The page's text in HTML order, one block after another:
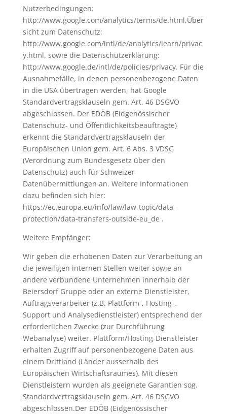
Nutzerbedingungen:
http://www.google.com/analytics/terms/de.html,Über
sicht zum Datenschutz:
http://www.google.com/intl/de/analytics/learn/privac
y.html, sowie die Datenschutzerklärung:
http://www.google.de/intl/de/policies/privacy. Für die
Ausnahmefälle, in denen personenbezogene Daten
in die USA übertragen werden, hat Google
Standardvertragsklauseln gem. Art. 46 DSGVO
abgeschlossen. Der EDÖB (Eidgenössischer
Datenschutz- und Öffentlichkeitsbeauftragte)
erkennt die Standardvertragsklauseln der
Europäischen Union gem. Art. 6 Abs. 3 VDSG
(Verordnung zum Bundesgesetz über den
Datenschutz) auch für Schweizer
Datenübermittlungen an. Weitere Informationen
dazu befinden sich hier:
https://ec.europa.eu/info/law/law-topic/data-
protection/data-transfers-outside-eu_de .
Weitere Empfänger:
Wir geben die erhobenen Daten zur Verarbeitung an
die jeweiligen internen Stellen weiter sowie an
andere verbundene Unternehmen innerhalb der
Beiersdorf Gruppe oder an externe Dienstleister,
Auftragsverarbeiter (z.B. Plattform-, Hosting-,
Support und Analysedienstleister) entsprechend der
erforderlichen Zwecke (zur Durchführung
Webanalyse) weiter. Plattform/Hosting-Dienstleister
erhalten Zugriff auf personenbezogene Daten aus
einem Drittland (Länder ausserhalb des
Europäischen Wirtschaftsraumes). Mit diesen
Dienstleistern wurden als geeignete Garantien sog.
Standardvertragsklauseln gem. Art. 46 DSGVO
abgeschlossen.Der EDÖB (Eidgenössischer